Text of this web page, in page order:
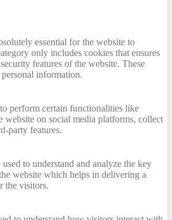
essential for the website to
only includes cookies that ensures
features of the website. These
information.
perform certain functionalities like
website on social media platforms, collect
party features.
to understand and analyze the key
website which helps in delivering a
the visitors.